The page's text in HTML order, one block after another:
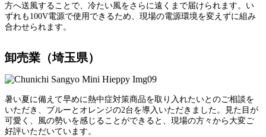
方へ送風することで、冷たい風をさらに遠くまで届けられます。い
ずれも100V電源で使用できるため、現場の電源環境を変えずに組み
合わせられます。
卸売業（埼玉県）
暑い夏に備えて早めに熱中症対策商品を取り入れたいとのご相談を
いただき、ブルーとオレンジの2台を導入いただきました。見た目が
可愛く、風の勢いを感じることができると、現場の方々から大変ご
好評いただいています。